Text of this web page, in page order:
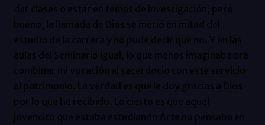
dar clases o estar en temas de investigación; pero
bueno, la llamada de Dios se metió en mitad del
estudio de la carrera y no pude decir que no. Y en las
aulas del Seminario igual, lo que menos imaginaba era
combinar mi vocación al sacerdocio con este servicio
al patrimonio. La verdad es que le doy gracias a Dios
por lo que he recibido. Lo cierto es que aquel
jovencito que estaba estudiando Arte no pensaba en